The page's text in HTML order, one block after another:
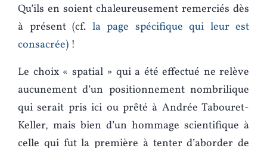
Qu’ils en soient chaleureusement remerciés dès
à présent (cf. la page spécifique qui leur est
consacrée) !
Le choix « spatial » qui a été effectué ne relève
aucunement d’un positionnement nombrilique
qui serait pris ici ou prêté à Andrée Tabouret-
Keller, mais bien d’un hommage scientifique à
celle qui fut la première à tenter d’aborder de